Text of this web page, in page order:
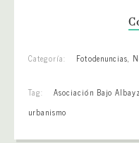
Categoría: Fotodenuncias,
Tag: Asociación Bajo
urbanismo